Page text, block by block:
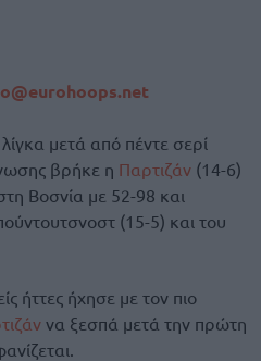
μετά από πέντε σερί
βρήκε η Παρτιζάν (14-6)
Βοσνία με 52-98 και
(15-5) και του
ήττες ήχησε με τον πιο
να ξεσπά μετά την πρώτη